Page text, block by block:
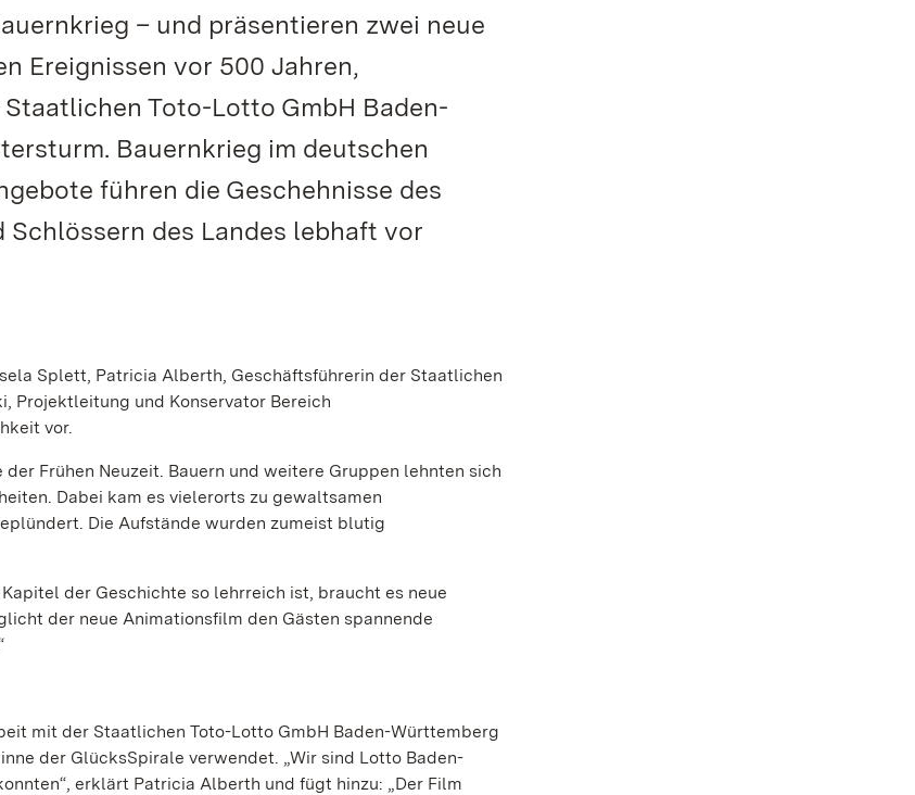
– und präsentieren zwei neue
Ereignissen vor 500 Jahren,
Toto-Lotto GmbH Baden-
Bauernkrieg im deutschen
führen die Geschehnisse des
des Landes lebhaft vor
Splett, Patricia Alberth, Geschäftsführerin der Staatlichen
Projektleitung und Konservator Bereich
vor.
Frühen Neuzeit. Bauern und weitere Gruppen lehnten sich
Dabei kam es vielerorts zu gewaltsamen
Die Aufstände wurden zumeist blutig
der Geschichte so lehrreich ist, braucht es neue
der neue Animationsfilm den Gästen spannende
mit der Staatlichen Toto-Lotto GmbH Baden-Württemberg
der GlücksSpirale verwendet. „Wir sind Lotto Baden-
erklärt Patricia Alberth und fügt hinzu: „Der Film